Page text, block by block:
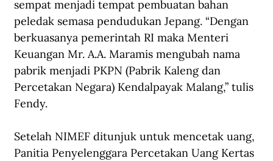
sempat menjadi tempat pembuatan bahan
peledak semasa pendudukan Jepang. “Dengan
berkuasanya pemerintah RI maka Menteri
Keuangan Mr. A.A. Maramis mengubah nama
pabrik menjadi PKPN (Pabrik Kaleng dan
Percetakan Negara) Kendalpayak Malang,” tulis
Fendy.
Setelah NIMEF ditunjuk untuk mencetak uang,
Panitia Penyelenggara Percetakan Uang Kertas